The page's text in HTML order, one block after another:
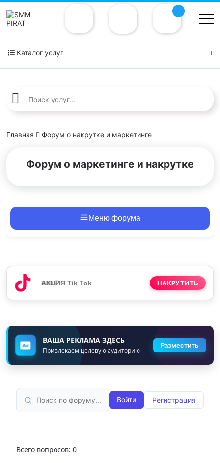
Каталог услуг
Главная Форум о накрутке и маркетинге
Форум о маркетинге и накрутке
Меню форума
АКЦИЯ Tik Tok НАКРУТИТЬ
ВАША РЕКЛАМА ЗДЕСЬ
Привлекаем целевую аудиторию
Разместить
Войти Регистрация
Всего вопросов: 0